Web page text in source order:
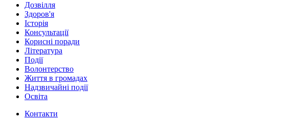
Дозвілля
Здоров'я
Історія
Консультації
Корисні поради
Література
Події
Волонтерство
Життя в громадах
Надзвичайні події
Освіта
Контакти